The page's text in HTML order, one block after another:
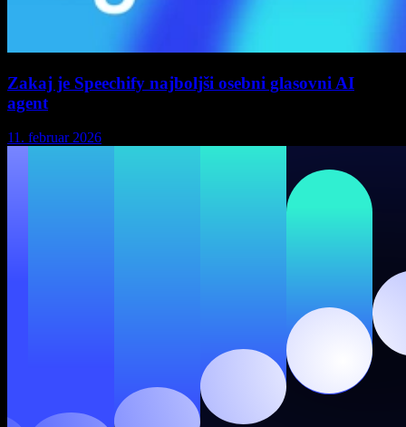
Zakaj je Speechify najboljši osebni glasovni AI
agent
11. februar 2026